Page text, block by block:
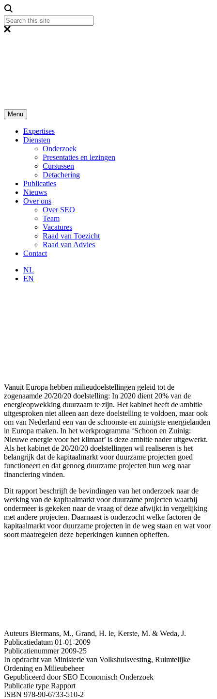
Menu
Expertises
Diensten
Onderzoek
Presentaties en lezingen
Cursussen
Detachering
Publicaties
Nieuws
Over ons
Over SEO
Team
Vacatures
Raad van Toezicht
Raad van Advies
Contact
NL
EN
Vanuit Europa hebben milieudoelstellingen geleid tot de
zogenaamde 20/20/20 doelstelling: In 2020 dient 20% van de
energieopwekking duurzaam te zijn. Het kabinet heeft de ambitie
uitgesproken niet alleen aan deze doelstelling te voldoen, maar ook
om van Nederland een van de schoonste en zuinigste energielanden
in Europa maken. In het werkprogramma ‘Schoon en Zuinig:
Nieuwe energie voor het klimaat’ is deze ambitie nader uitgewerkt.
Als het kabinet de 20/20/20 doelstellingen wil realiseren is het
belangrijk dat de kapitaalmarkt voor duurzame projecten goed
functioneert en dat genoeg duurzame projecten hun weg naar
financiering vinden.
Dit rapport beschrijft de bevindingen van het onderzoek naar de
werking van de kapitaalmarkt voor duurzame projecten waarbij
ondermeer is gekeken naar de vraag of deze afwijkt in vergelijking
met andere projecten. Daarnaast is onderzocht welke factoren de
kapitaalmarkt voor duurzame projecten in de weg staan en wat voor
soort maatregelen deze beperkingen kunnen opheffen.
Auteurs Biermans, M., Grand, H. le, Kerste, M. & Weda, J.
Publicatiedatum 01-01-2009
Publicatienummer2009-25
In opdracht van Ministerie van Volkshuisvesting, Ruimtelijke
Ordening en Milieubeheer
Gepubliceerd doorSEO Economisch Onderzoek
Publicatie type Rapport
ISBN 978-90-6733-510-2